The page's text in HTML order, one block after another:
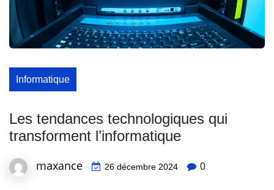
Informatique
Les tendances technologiques qui
transforment l’informatique
maxance 26 décembre 2024 0